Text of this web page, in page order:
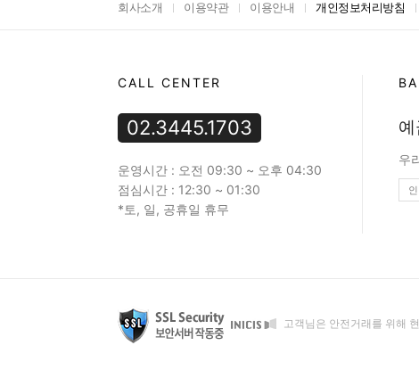
회사소개 이용약관 이용안내 개인정보처리방침
CALL CENTER
02.3445.1703
운영시간 : 오전 09:30 ~ 오후 04:30
점심시간 : 12:30 ~ 01:30
*토, 일, 공휴일 휴무
우
고객님은 안전거래를 위해